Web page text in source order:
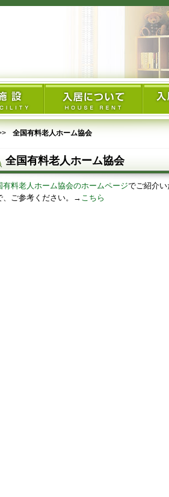
全国有料老人ホーム協会
全国有料老人ホーム協会
有料老人ホーム協会のホームページでご紹介
、ご参考ください。→ こちら